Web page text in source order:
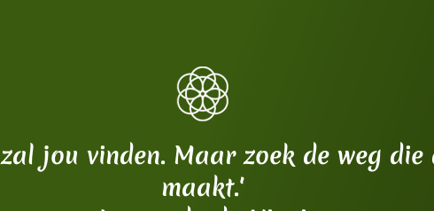
jou vinden. Maar zoek de weg
maakt.'